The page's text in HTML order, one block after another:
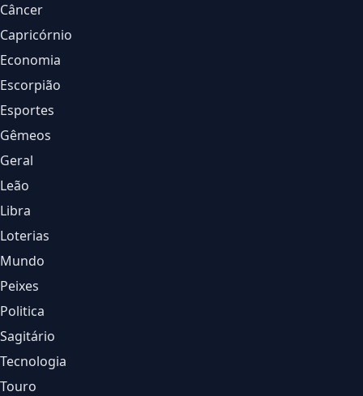
Câncer
Capricórnio
Economia
Escorpião
Esportes
Gêmeos
Geral
Leão
Libra
Loterias
Mundo
Peixes
Politica
Sagitário
Tecnologia
Touro